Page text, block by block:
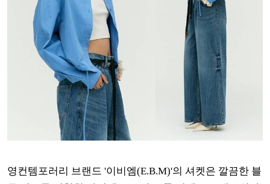
영컨템포러리 브랜드 '이비엠(E.B.M)'의 셔켓은 깔끔한 블